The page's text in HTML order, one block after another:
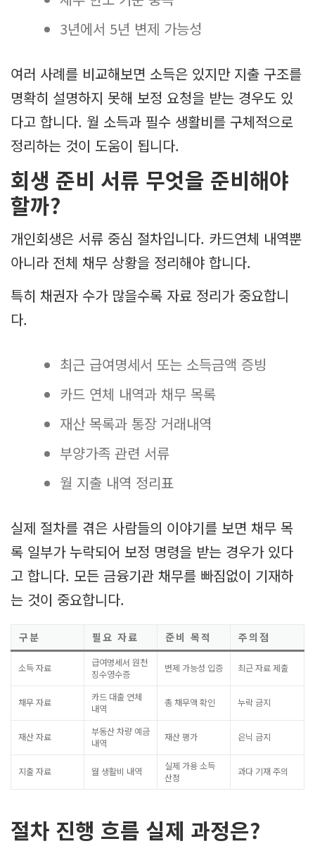
3년에서 5년 변제 가능성
여러 사례를 비교해보면 소득은 있지만 지출 구조를
명확히 설명하지 못해 보정 요청을 받는 경우도 있
다고 합니다. 월 소득과 필수 생활비를 구체적으로
정리하는 것이 도움이 됩니다.
회생 준비 서류 무엇을 준비해야
할까?
개인회생은 서류 중심 절차입니다. 카드연체 내역뿐
아니라 전체 채무 상황을 정리해야 합니다.
특히 채권자 수가 많을수록 자료 정리가 중요합니
다.
최근 급여명세서 또는 소득금액 증빙
카드 연체 내역과 채무 목록
재산 목록과 통장 거래내역
부양가족 관련 서류
월 지출 내역 정리표
실제 절차를 겪은 사람들의 이야기를 보면 채무 목
록 일부가 누락되어 보정 명령을 받는 경우가 있다
고 합니다. 모든 금융기관 채무를 빠짐없이 기재하
는 것이 중요합니다.
구분 필요 자료 준비 목적 주의점
소득 자료
급여명세서 원천
징수영수증
변제 가능성 입증 최근 자료 제출
채무 자료
카드 대출 연체
내역
총 채무액 확인 누락 금지
재산 자료
부동산 차량 예금
내역
재산 평가 은닉 금지
지출 자료 월 생활비 내역
실제 가용 소득
산정
과다 기재 주의
절차 진행 흐름 실제 과정은?